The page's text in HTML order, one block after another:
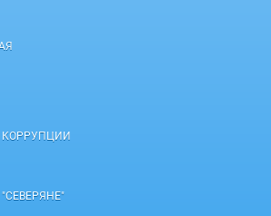
КОРРУПЦИИ